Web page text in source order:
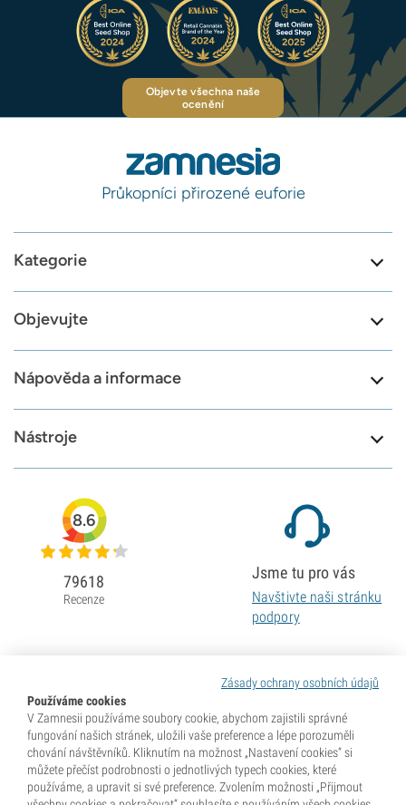
Objevte všechna naše
ocenění
Průkopníci přirozené euforie
Kategorie
Objevujte
Nápověda a informace
Nástroje
Zásady ochrany osobních údajů
Používáme cookies
V Zamnesii používáme soubory cookie, abychom zajistili správné
fungování našich stránek, uložili vaše preference a lépe porozuměli
chování návštěvníků. Kliknutím na možnost „Nastavení cookies“ si
můžete přečíst podrobnosti o jednotlivých typech cookies, které
používáme, a upravit si své preference. Zvolením možnosti „Přijmout
8.6
79618
Recenze
Jsme tu pro vás
Navštivte naši stránku
podpory